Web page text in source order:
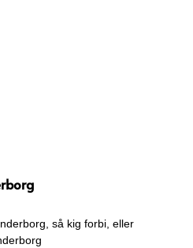
så kig forbi, eller